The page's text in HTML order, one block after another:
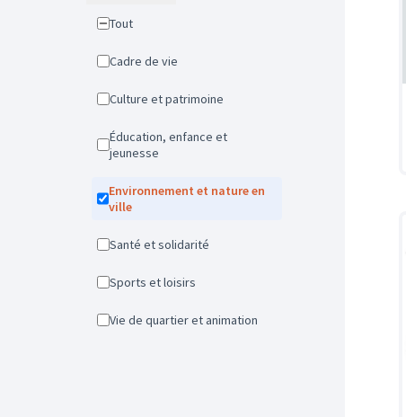
Tout
Cadre de vie
Culture et patrimoine
Éducation, enfance et
jeunesse
Environnement et nature en
ville
Santé et solidarité
Sports et loisirs
Vie de quartier et animation